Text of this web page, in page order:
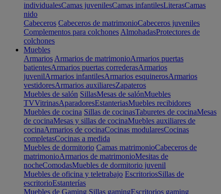
individualesCamas juvenilesCamas infantilesLiterasCamas
nido
Cabeceros Cabeceros de matrimonioCabeceros juveniles
Complementos para colchones AlmohadasProtectores de
colchones
Muebles
Armarios Armarios de matrimonioArmarios puertas
batientesArmarios puertas correderasArmarios
juvenilArmarios infantilesArmarios esquinerosArmarios
vestidoresArmarios auxiliaresZapateros
Muebles de salón SillasMesas de salónMuebles
TVVitrinasAparadoresEstanteriasMuebles recibidores
Muebles de cocina Sillas de cocinasTaburetes de cocinaMesas
de cocinaMesas y sillas de cocinaMuebles auxiliares de
cocinaArmarios de cocinaCocinas modularesCocinas
completasCocinas a medida
Muebles de dormitorio Camas matrimonioCabeceros de
matrimonioArmarios de matrimonioMesitas de
nocheComodasMuebles de dormitorio juvenil
Muebles de oficina y teletrabajo EscritoriosSillas de
escritorioEstanterías
Muebles de Gaming Sillas gamingEscritorios gaming